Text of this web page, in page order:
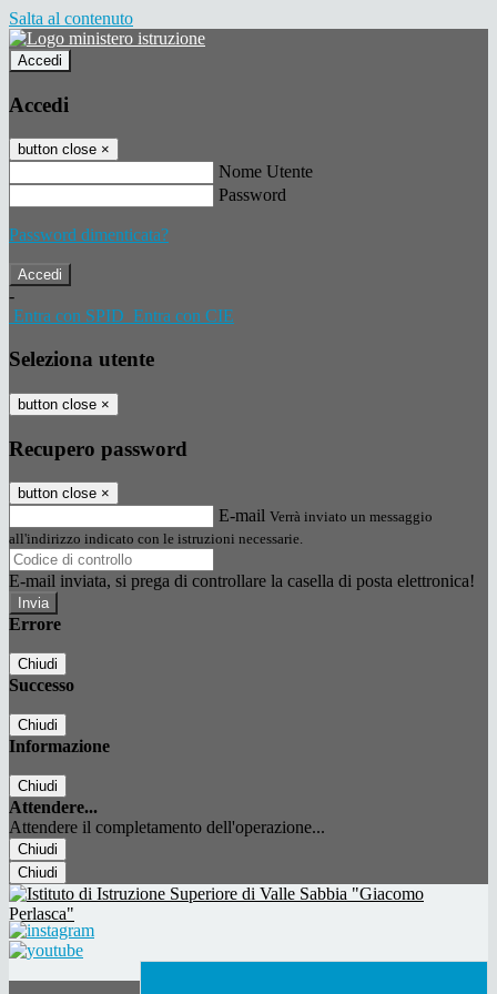
Salta al contenuto
Accedi
Accedi
button close ×
Nome Utente
Password
Password dimenticata?
-
Entra con SPID Entra con CIE
Seleziona utente
button close ×
Recupero password
button close ×
E-mail Verrà inviato un messaggio
all'indirizzo indicato con le istruzioni necessarie.
E-mail inviata, si prega di controllare la casella di posta elettronica!
Errore
Chiudi
Successo
Chiudi
Informazione
Chiudi
Attendere...
Attendere il completamento dell'operazione...
Chiudi
Chiudi